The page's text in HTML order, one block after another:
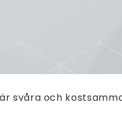
svåra och